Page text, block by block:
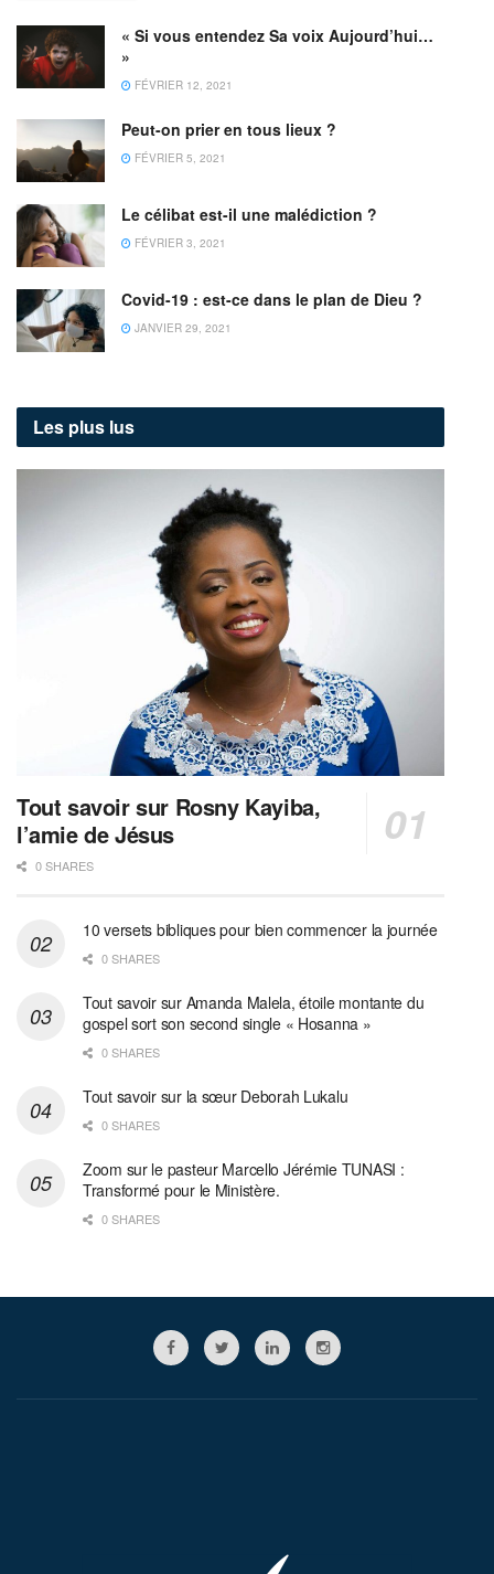
« Si vous entendez Sa voix Aujourd’hui…
»
FÉVRIER 12, 2021
Peut-on prier en tous lieux ?
FÉVRIER 5, 2021
Le célibat est-il une malédiction ?
FÉVRIER 3, 2021
Covid-19 : est-ce dans le plan de Dieu ?
JANVIER 29, 2021
Les plus lus
Tout savoir sur Rosny Kayiba,
l’amie de Jésus
0 SHARES
10 versets bibliques pour bien commencer la journée
0 SHARES
Tout savoir sur Amanda Malela, étoile montante du
gospel sort son second single « Hosanna »
0 SHARES
Tout savoir sur la sœur Deborah Lukalu
0 SHARES
Zoom sur le pasteur Marcello Jérémie TUNASI :
Transformé pour le Ministère.
0 SHARES